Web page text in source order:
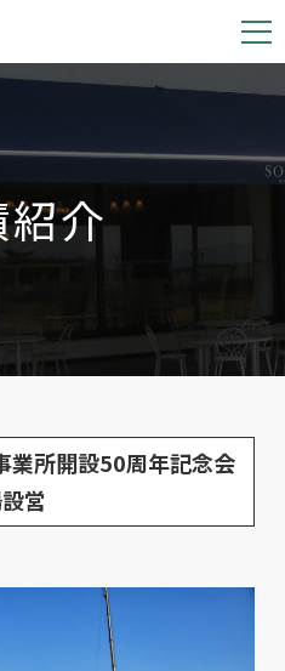
紹介
業所開設50周年記念会
営